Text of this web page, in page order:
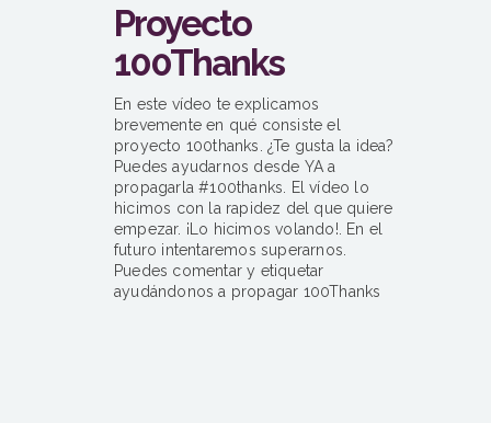
Proyecto
100Thanks
En este vídeo te explicamos
brevemente en qué consiste el
proyecto 100thanks. ¿Te gusta la idea?
Puedes ayudarnos desde YA a
propagarla #100thanks. El vídeo lo
hicimos con la rapidez del que quiere
empezar. ¡Lo hicimos volando!. En el
futuro intentaremos superarnos.
Puedes comentar y etiquetar
ayudándonos a propagar 100Thanks